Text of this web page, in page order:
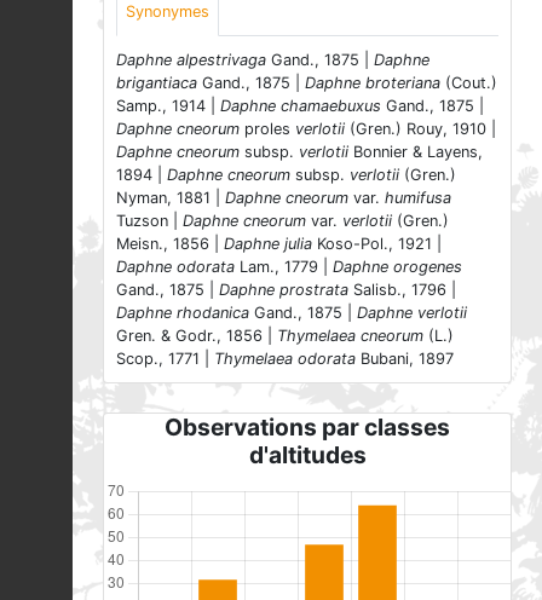
Synonymes
Daphne alpestrivaga Gand., 1875 | Daphne
brigantiaca Gand., 1875 | Daphne broteriana (Cout.)
Samp., 1914 | Daphne chamaebuxus Gand., 1875 |
Daphne cneorum proles verlotii (Gren.) Rouy, 1910 |
Daphne cneorum subsp. verlotii Bonnier & Layens,
1894 | Daphne cneorum subsp. verlotii (Gren.)
Nyman, 1881 | Daphne cneorum var. humifusa
Tuzson | Daphne cneorum var. verlotii (Gren.)
Meisn., 1856 | Daphne julia Koso-Pol., 1921 |
Daphne odorata Lam., 1779 | Daphne orogenes
Gand., 1875 | Daphne prostrata Salisb., 1796 |
Daphne rhodanica Gand., 1875 | Daphne verlotii
Gren. & Godr., 1856 | Thymelaea cneorum (L.)
Scop., 1771 | Thymelaea odorata Bubani, 1897
Observations par classes
d'altitudes